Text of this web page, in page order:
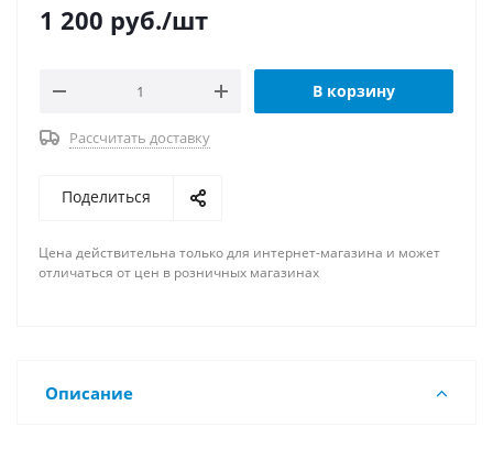
1 200 руб./шт
В корзину
Рассчитать доставку
Поделиться
Цена действительна только для интернет-магазина и может
отличаться от цен в розничных магазинах
Описание